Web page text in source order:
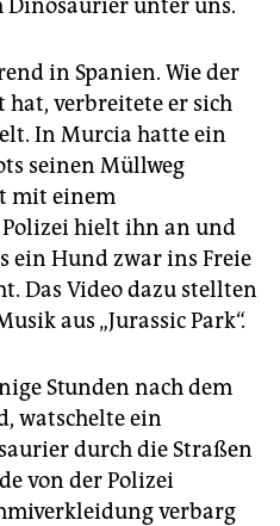
unter uns.
in Spanien. Wie der
hat, verbreitete er sich
In Murcia hatte ein
seinen Müllweg
mit einem
hielt ihn an und
ein Hund zwar ins Freie
Das Video dazu stellten
aus „Jurassic Park“.
Stunden nach dem
watschelte ein
durch die Straßen
von der Polizei
verbarg